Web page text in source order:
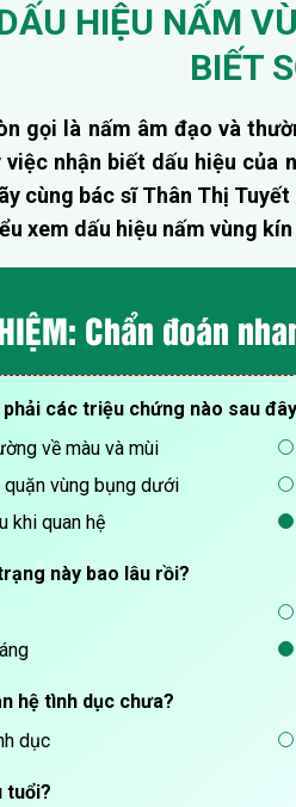
HIỆU NẤM
BIẾT
gọi là nấm âm đạo và
nhận biết dấu hiệu
cùng bác sĩ Thân Thị
xem dấu hiệu nấm vùng
Chẩn đoán
phải các triệu chứng nào sau
về màu và mùi
vùng bụng dưới
khi quan hệ
này bao lâu rồi?
hệ tình dục chưa?
dục
tuổi?